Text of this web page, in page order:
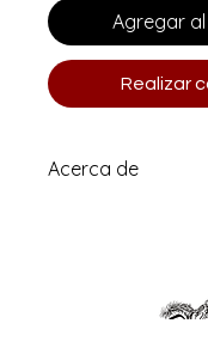
Agregar
Realizar
Acerca de
Serie limitada de 6